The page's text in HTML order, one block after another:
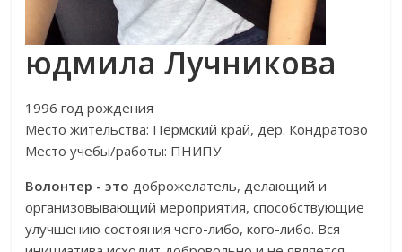
юдмила Лучникова
1996 год рождения
Место жительства: Пермский край, дер. Кондратово
Место учебы/работы: ПНИПУ
Волонтер - это доброжелатель, делающий и
организовывающий мероприятия, способствующие
улучшению состояния чего-либо, кого-либо. Вся